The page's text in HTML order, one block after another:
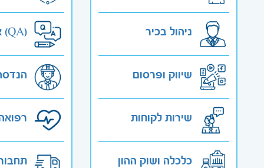
ניהול בכיר
שיווק ופרסום
שירות לקוחות
כלכלה ושוק ההון
אבטחת איכות (QA)